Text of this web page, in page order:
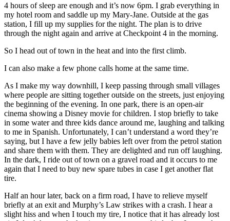
4 hours of sleep are enough and it’s now 6pm. I grab everything in
my hotel room and saddle up my Mary-Jane. Outside at the gas
station, I fill up my supplies for the night. The plan is to drive
through the night again and arrive at Checkpoint 4 in the morning.
So I head out of town in the heat and into the first climb.
I can also make a few phone calls home at the same time.
As I make my way downhill, I keep passing through small villages
where people are sitting together outside on the streets, just enjoying
the beginning of the evening. In one park, there is an open-air
cinema showing a Disney movie for children. I stop briefly to take
in some water and three kids dance around me, laughing and talking
to me in Spanish. Unfortunately, I can’t understand a word they’re
saying, but I have a few jelly babies left over from the petrol station
and share them with them. They are delighted and run off laughing.
In the dark, I ride out of town on a gravel road and it occurs to me
again that I need to buy new spare tubes in case I get another flat
tire.
Half an hour later, back on a firm road, I have to relieve myself
briefly at an exit and Murphy’s Law strikes with a crash. I hear a
slight hiss and when I touch my tire, I notice that it has already lost